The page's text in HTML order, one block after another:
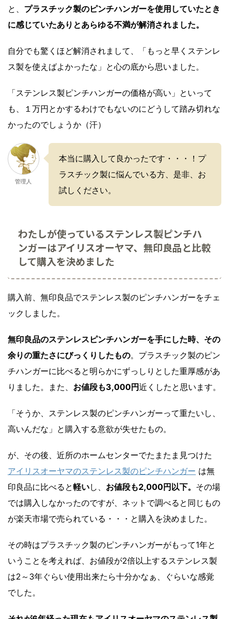
と、 プラスチック製のピンチハンガーを使用していたとき
に感じていたありとあらゆる不満が解消されました。
自分でも驚くほど解消されまして、「もっと早くステンレ
ス製を使えばよかったな」と心の底から思いました。
「ステンレス製ピンチハンガーの価格が高い」といって
も、１万円とかするわけでもないのにどうして踏み切れな
かったのでしょうか（汗）
管理人
本当に購入して良かったです・・・！プ
ラスチック製に悩んでいる方、是非、お
試しください。
わたしが使っているステンレス製ピンチハ
ンガーはアイリスオーヤマ、無印良品と比較
して購入を決めました
購入前、無印良品でステンレス製のピンチハンガーをチェ
ックしました。
無印良品のステンレスピンチハンガーを手にした時、その
余りの重たさにびっくりしたもの。プラスチック製のピン
チハンガーに比べると明らかにずっしりとした重厚感があ
りました。また、 お値段も3,000円近くしたと思います。
「そうか、ステンレス製のピンチハンガーって重たいし、
高いんだな」と購入する意欲が失せたもの。
が、その後、近所のホームセンターでたまたま見つけた
アイリスオーヤマのステンレス製のピンチハンガー は無
印良品に比べると軽いし、 お値段も2,000円以下。 その場
では購入しなかったのですが、ネットで調べると同じもの
が楽天市場で売られている・・・と購入を決めました。
その時はプラスチック製のピンチハンガーがもって1年と
いうことを考えれば、お値段が2倍以上するステンレス製
は2～3年ぐらい使用出来たら十分かなぁ、ぐらいな感覚
でした。